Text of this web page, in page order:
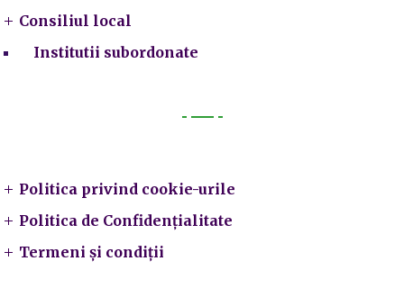
Consiliul local
Institutii subordonate
Politica privind cookie-urile
Politica de Confidențialitate
Termeni și condiții